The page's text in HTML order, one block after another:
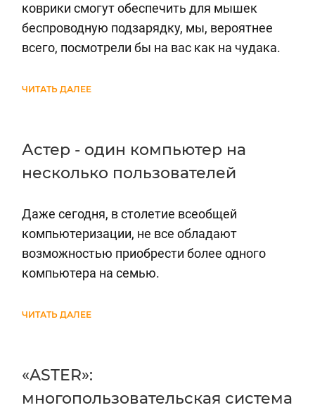
коврики смогут обеспечить для мышек
беспроводную подзарядку, мы, вероятнее
всего, посмотрели бы на вас как на чудака.
ЧИТАТЬ ДАЛЕЕ
Астер - один компьютер на
несколько пользователей
Даже сегодня, в столетие всеобщей
компьютеризации, не все обладают
возможностью приобрести более одного
компьютера на семью.
ЧИТАТЬ ДАЛЕЕ
«ASTER»:
многопользовательская система